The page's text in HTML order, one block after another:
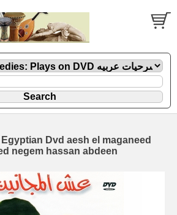
Dvd aesh el maganeed
negem hassan abdeen